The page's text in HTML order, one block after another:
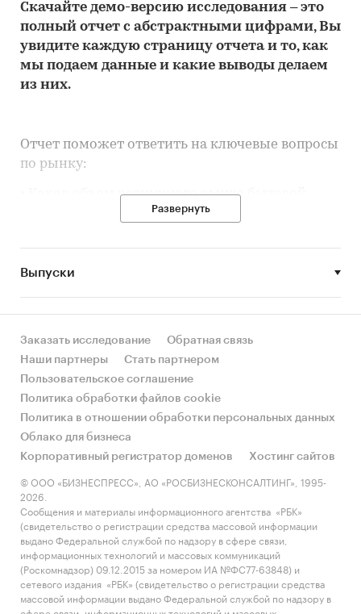
Скачайте демо-версию исследования – это
полный отчет с абстрактными цифрами, Вы
увидите каждую страницу отчета и то,как
мы подаем данные и какие выводы делаем
из них.
Отчет поможет ответить на ключевые вопросы
по рынку:
• Каков объем розничного рынка бытовой
техники в Республике Хакасия, много это или
России?
• Рынок растет или снижается? Если растет, то
за счет реального спроса или за счет
динамикой других регионов?
• Какое место регион занимает в России и в
своем федеральном округе по объему продаж
и по продажам на душу населения?
• К какому сегменту можно отнести рынок по
размеру и темпом роста (малый/крупный, с
опережающей динамикой/с отстающей
динамикой) в стратегической перспективе и в
текущей ситуации? Меняются ли позиции
региона с течением времени?
• Насколько рынок насыщен и какой у региона
потенциал роста, если сравнить его с
регионами со схожими доходами, со схожей
Развернуть
Выпуски
Заказать исследование
Обратная связь
Наши партнеры
Стать партнером
Пользовательское соглашение
Политика обработки файлов cookie
Политика в отношении обработки персональных данных
Облако для бизнеса
Корпоративный регистратор доменов
Хостинг сайтов
© ООО «БИЗНЕСПРЕСС», АО «РОСБИЗНЕСКОНСАЛТИНГ», 1995-
2026.
Сообщения и материалы информационного агентства «РБК»
(свидетельство о регистрации средства массовой информации
выдано Федеральной службой по надзору в сфере связи,
информационных технологий и массовых коммуникаций
(Роскомнадзор) 09.12.2015 за номером ИА №ФС77-63848) и
сетевого издания «РБК» (свидетельство о регистрации средства
массовой информации выдано Федеральной службой по надзору в